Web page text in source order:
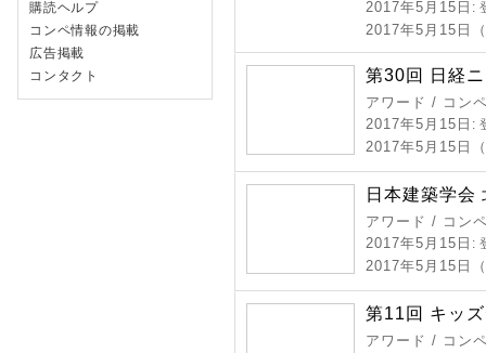
購読ヘルプ
コンペ情報の掲載
広告掲載
コンタクト
2017年5月15日 :
2017年5月15日
第30回 日経
アワード / コン
2017年5月15日 :
2017年5月15日
日本建築学会
アワード / コン
2017年5月15日 :
2017年5月15日
第11回 キッ
アワード / コン